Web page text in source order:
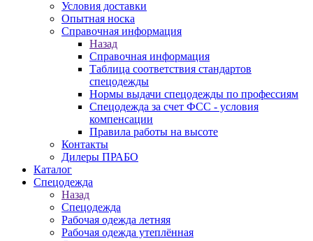
Условия доставки
Опытная носка
Справочная информация
Назад
Справочная информация
Таблица соответствия стандартов
спецодежды
Нормы выдачи спецодежды по профессиям
Спецодежда за счет ФСС - условия
компенсации
Правила работы на высоте
Контакты
Дилеры ПРАБО
Каталог
Спецодежда
Назад
Спецодежда
Рабочая одежда летняя
Рабочая одежда утеплённая